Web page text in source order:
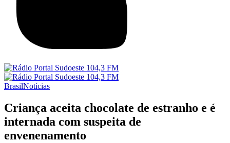
BrasilNotícias
Criança aceita chocolate de estranho e é
internada com suspeita de
envenenamento